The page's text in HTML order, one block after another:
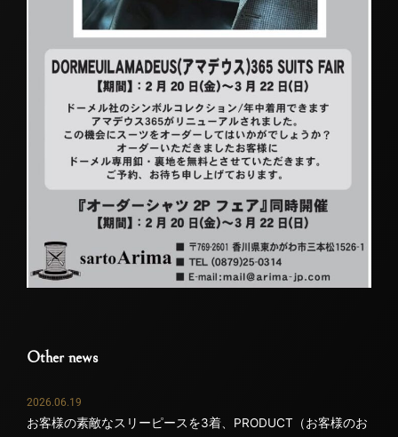
Other news
2026.06.19
お客様の素敵なスリーピースを3着、PRODUCT（お客様のお